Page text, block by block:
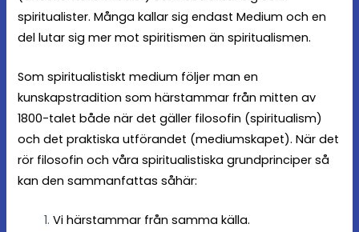
spiritualister. Många kallar sig endast Medium och en
del lutar sig mer mot spiritismen än spiritualismen.
Som spiritualistiskt medium följer man en
kunskapstradition som härstammar från mitten av
1800-talet både när det gäller filosofin (spiritualism)
och det praktiska utförandet (mediumskapet). När det
rör filosofin och våra spiritualistiska grundprinciper så
kan den sammanfattas såhär:
Vi härstammar från samma källa.